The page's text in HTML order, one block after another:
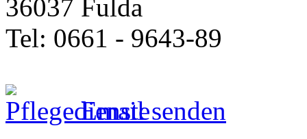
36037 Fulda
Tel: 0661 - 9643-89
Email senden